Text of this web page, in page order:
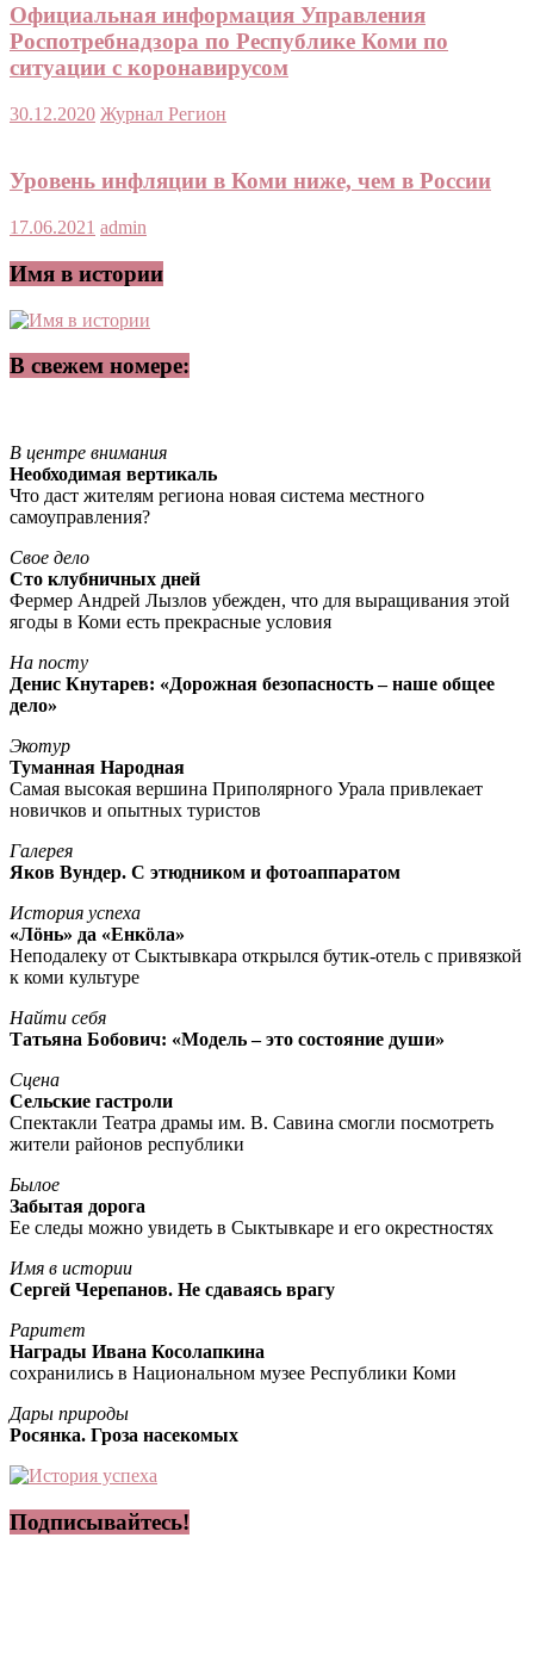
Официальная информация Управления
Роспотребнадзора по Республике Коми по
ситуации с коронавирусом
30.12.2020 Журнал Регион
Уровень инфляции в Коми ниже, чем в России
17.06.2021 admin
Имя в истории
В свежем номере:
В центре внимания
Необходимая вертикаль
Что даст жителям региона новая система местного
самоуправления?
Свое дело
Сто клубничных дней
Фермер Андрей Лызлов убежден, что для выращивания этой
ягоды в Коми есть прекрасные условия
На посту
Денис Кнутарев: «Дорожная безопасность – наше общее
дело»
Экотур
Туманная Народная
Самая высокая вершина Приполярного Урала привлекает
новичков и опытных туристов
Галерея
Яков Вундер. С этюдником и фотоаппаратом
История успеха
«Лöнь» да «Енкöла»
Неподалеку от Сыктывкара открылся бутик-отель с привязкой
к коми культуре
Найти себя
Татьяна Бобович: «Модель – это состояние души»
Сцена
Сельские гастроли
Спектакли Театра драмы им. В. Савина смогли посмотреть
жители районов республики
Былое
Забытая дорога
Ее следы можно увидеть в Сыктывкаре и его окрестностях
Имя в истории
Сергей Черепанов. Не сдаваясь врагу
Раритет
Награды Ивана Косолапкина
сохранились в Национальном музее Республики Коми
Дары природы
Росянка. Гроза насекомых
Подписывайтесь!